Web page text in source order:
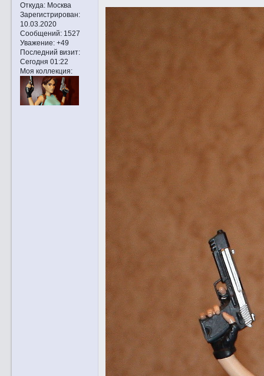
Откуда:Москва
Зарегистрирован:
10.03.2020
Сообщений:1527
Уважение: +49
Последний визит:
Сегодня 01:22
Моя коллекция: